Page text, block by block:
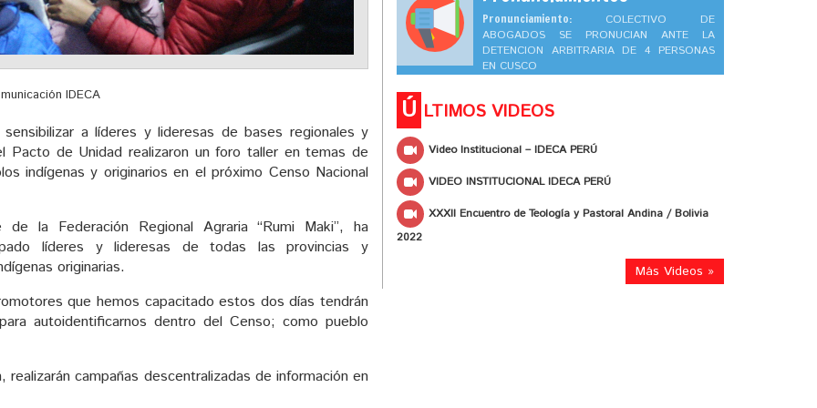
IDECA
a líderes y lideresas de bases regionales y
Pacto de Unidad realizaron un foro taller en temas de
indígenas y originarios en el próximo Censo Nacional
la Federación Regional Agraria “Rumi Maki”, ha
líderes y lideresas de todas las provincias y
originarias.
que hemos capacitado estos dos días tendrán
autoidentificarnos dentro del Censo; como pueblo
campañas descentralizadas de información en
Pronunciamiento: COLECTIVO DE
ABOGADOS SE PRONUCIAN ANTE LA
DETENCION ARBITRARIA DE 4 PERSONAS
EN CUSCO
Ú LTIMOS VIDEOS
Video Institucional – IDECA PERÚ
VIDEO INSTITUCIONAL IDECA PERÚ
XXXII Encuentro de Teología y Pastoral Andina / Bolivia
2022
Más Videos »